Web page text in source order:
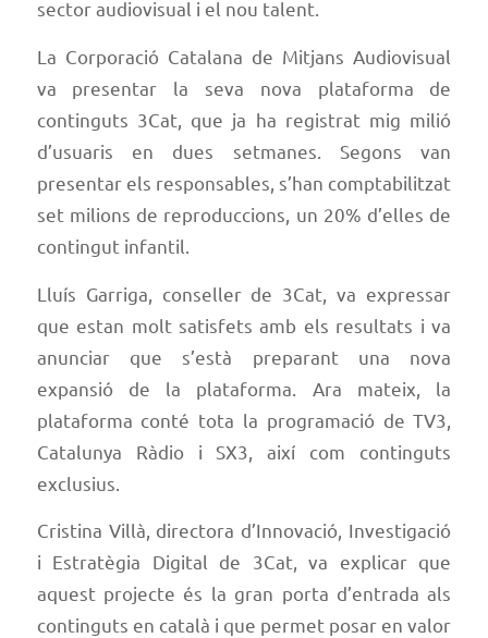
sector audiovisual i el nou talent.
La Corporació Catalana de Mitjans Audiovisual
va presentar la seva nova plataforma de
continguts 3Cat, que ja ha registrat mig milió
d’usuaris en dues setmanes. Segons van
presentar els responsables, s’han comptabilitzat
set milions de reproduccions, un 20% d’elles de
contingut infantil.
Lluís Garriga, conseller de 3Cat, va expressar
que estan molt satisfets amb els resultats i va
anunciar que s’està preparant una nova
expansió de la plataforma. Ara mateix, la
plataforma conté tota la programació de TV3,
Catalunya Ràdio i SX3, així com continguts
exclusius.
Cristina Villà, directora d’Innovació, Investigació
i Estratègia Digital de 3Cat, va explicar que
aquest projecte és la gran porta d’entrada als
continguts en català i que permet posar en valor